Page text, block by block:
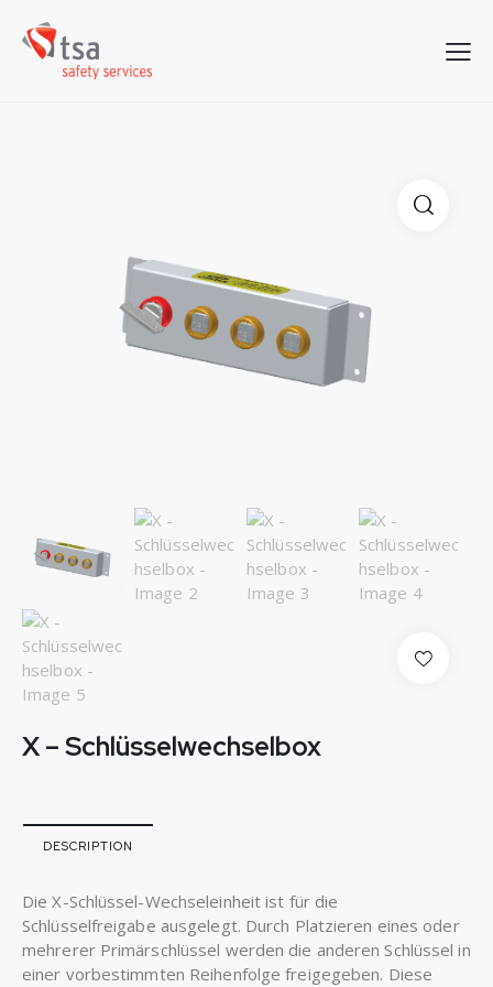
X – Schlüsselwechselbox
DESCRIPTION
Die X-Schlüssel-Wechseleinheit ist für die
Schlüsselfreigabe ausgelegt. Durch Platzieren eines oder
mehrerer Primärschlüssel werden die anderen Schlüssel in
einer vorbestimmten Reihenfolge freigegeben. Diese